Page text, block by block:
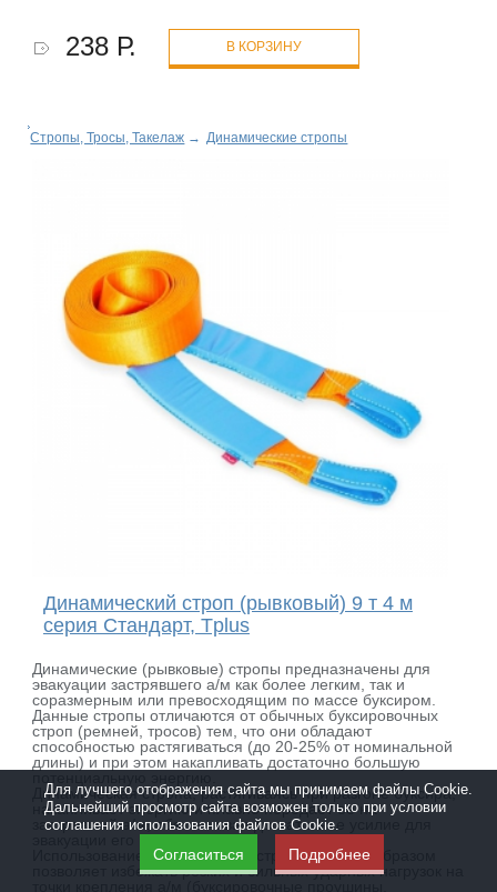
238 Р. В КОРЗИНУ
Стропы, Тросы, Такелаж → Динамические стропы
Динамический строп (рывковый) 9 т 4 м
серия Стандарт, Tplus
Динамические (рывковые) стропы предназначены для
эвакуации застрявшего а/м как более легким, так и
соразмерным или превосходящим по массе буксиром.
Данные стропы отличаются от обычных буксировочных
строп (ремней, тросов) тем, что они обладают
способностью растягиваться (до 20-25% от номинальной
длины) и при этом накапливать достаточно большую
Динамическая стропа, растягиваясь при разгоне буксира,
накапливает энергию и плавно передает ее на
застрявший а/м, обеспечивая достаточное усилие для
эвакуации его из засады.
Использование динамических строп должным образом
позволяет избежать резких и сильных ударных нагрузок на
Для лучшего отображения сайта мы принимаем файлы Cookie.
Дальнейший просмотр сайта возможен только при условии
соглашения использования файлов Cookie.
Согласиться Подробнее